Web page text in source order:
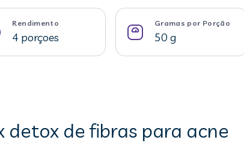
Rendimento
4 porçoes
Gramas por Porção
50 g
detox de fibras para acne